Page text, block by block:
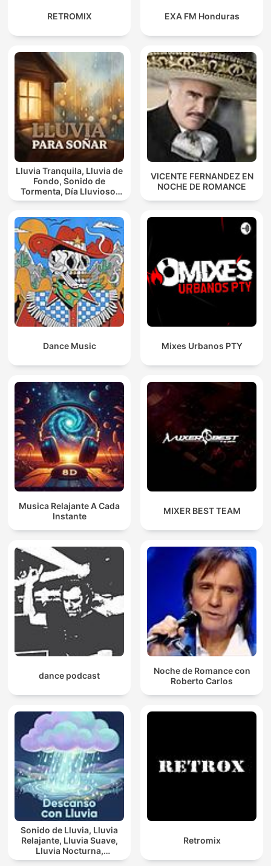
RETROMIX EXA FM Honduras
Lluvia Tranquila, Lluvia de
Fondo, Sonido de
Tormenta, Día Lluvioso,
Lluvia Para Soñar
VICENTE FERNANDEZ EN
NOCHE DE ROMANCE
Dance Music Mixes Urbanos PTY
Musica Relajante A Cada
Instante
MIXER BEST TEAM
dance podcast
Noche de Romance con
Roberto Carlos
Sonido de Lluvia, Lluvia
Relajante, Lluvia Suave,
Lluvia Nocturna,
Descanso Con Lluvia
Retromix